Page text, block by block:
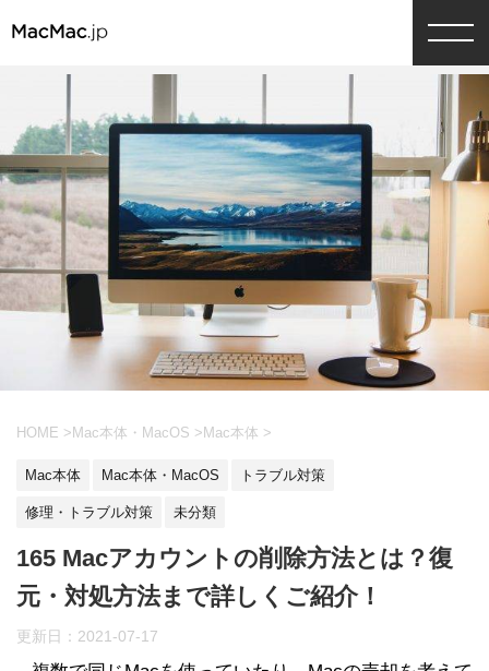
HOME > Mac本体・MacOS > Mac本体 >
Mac本体 Mac本体・MacOS トラブル対策
修理・トラブル対策 未分類
165 Macアカウントの削除方法とは？復
元・対処方法まで詳しくご紹介！
更新日： 2021-07-17